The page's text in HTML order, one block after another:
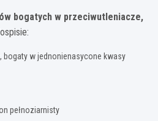
bogatych w przeciwutleniacze,
bogaty w jednonienasycone kwasy
pełnoziarnisty